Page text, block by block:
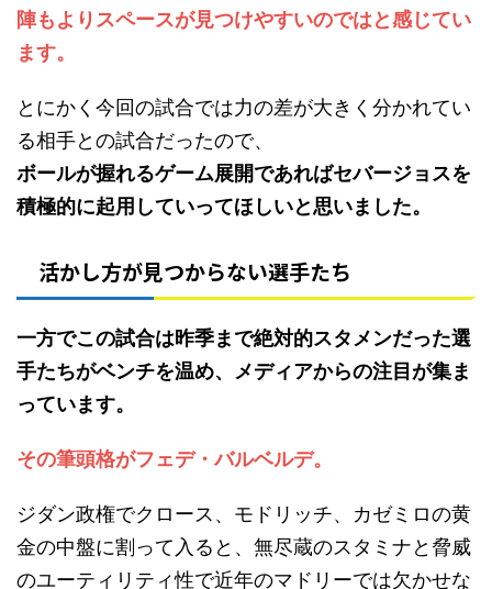
陣もよりスペースが見つけやすいのではと感じてい
ます。
とにかく今回の試合では力の差が大きく分かれてい
る相手との試合だったので、
ボールが握れるゲーム展開であればセバージョスを
積極的に起用していってほしいと思いました。
活かし方が見つからない選手たち
一方でこの試合は昨季まで絶対的スタメンだった選
手たちがベンチを温め、メディアからの注目が集ま
っています。
その筆頭格がフェデ・バルベルデ。
ジダン政権でクロース、モドリッチ、カゼミロの黄
金の中盤に割って入ると、無尽蔵のスタミナと脅威
のユーティリティ性で近年のマドリーでは欠かせな